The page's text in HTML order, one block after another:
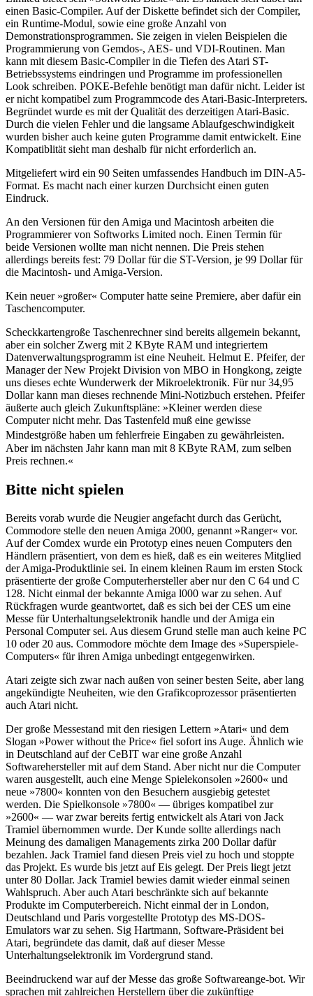
einen Basic-Compiler. Auf der Diskette befindet sich der Compiler,
ein Runtime-Modul, sowie eine große Anzahl von
Demonstrationsprogrammen. Sie zeigen in vielen Beispielen die
Programmierung von Gemdos-, AES- und VDI-Routinen. Man
kann mit diesem Basic-Compiler in die Tiefen des Atari ST-
Betriebssystems eindringen und Programme im professionellen
Look schreiben. POKE-Befehle benötigt man dafür nicht. Leider ist
er nicht kompatibel zum Programmcode des Atari-Basic-Interpreters.
Begründet wurde es mit der Qualität des derzeitigen Atari-Basic.
Durch die vielen Fehler und die langsame Ablaufgeschwindigkeit
wurden bisher auch keine guten Programme damit entwickelt. Eine
Kompatiblität sieht man deshalb für nicht erforderlich an.
Mitgeliefert wird ein 90 Seiten umfassendes Handbuch im DIN-A5-
Format. Es macht nach einer kurzen Durchsicht einen guten
Eindruck.
An den Versionen für den Amiga und Macintosh arbeiten die
Programmierer von Softworks Limited noch. Einen Termin für
beide Versionen wollte man nicht nennen. Die Preis stehen
allerdings bereits fest: 79 Dollar für die ST-Version, je 99 Dollar für
die Macintosh- und Amiga-Version.
Kein neuer »großer« Computer hatte seine Premiere, aber dafür ein
Taschencomputer.
Scheckkartengroße Taschenrechner sind bereits allgemein bekannt,
aber ein solcher Zwerg mit 2 KByte RAM und integriertem
Datenverwaltungsprogramm ist eine Neuheit. Helmut E. Pfeifer, der
Manager der New Projekt Division von MBO in Hongkong, zeigte
uns dieses echte Wunderwerk der Mikroelektronik. Für nur 34,95
Dollar kann man dieses rechnende Mini-Notizbuch erstehen. Pfeifer
äußerte auch gleich Zukunftspläne: »Kleiner werden diese
Computer nicht mehr. Das Tastenfeld muß eine gewisse
Mindestgröße haben um fehlerfreie Eingaben zu gewährleisten.
Aber im nächsten Jahr kann man mit 8 KByte RAM, zum selben
Preis rechnen.«
Bitte nicht spielen
Bereits vorab wurde die Neugier angefacht durch das Gerücht,
Commodore stelle den neuen Amiga 2000, genannt »Ranger« vor.
Auf der Comdex wurde ein Prototyp eines neuen Computers den
Händlern präsentiert, von dem es hieß, daß es ein weiteres Mitglied
der Amiga-Produktlinie sei. In einem kleinen Raum im ersten Stock
präsentierte der große Computerhersteller aber nur den C 64 und C
128. Nicht einmal der bekannte Amiga l000 war zu sehen. Auf
Rückfragen wurde geantwortet, daß es sich bei der CES um eine
Messe für Unterhaltungselektronik handle und der Amiga ein
Personal Computer sei. Aus diesem Grund stelle man auch keine PC
10 oder 20 aus. Commodore möchte dem Image des »Superspiele-
Computers« für ihren Amiga unbedingt entgegenwirken.
Atari zeigte sich zwar nach außen von seiner besten Seite, aber lang
angekündigte Neuheiten, wie den Grafikcoprozessor präsentierten
auch Atari nicht.
Der große Messestand mit den riesigen Lettern »Atari« und dem
Slogan »Power without the Price« fiel sofort ins Auge. Ähnlich wie
in Deutschland auf der CeBIT war eine große Anzahl
Softwarehersteller mit auf dem Stand. Aber nicht nur die Computer
waren ausgestellt, auch eine Menge Spielekonsolen »2600« und
neue »7800« konnten von den Besuchern ausgiebig getestet
werden. Die Spielkonsole »7800« — übriges kompatibel zur
»2600« — war zwar bereits fertig entwickelt als Atari von Jack
Tramiel übernommen wurde. Der Kunde sollte allerdings nach
Meinung des damaligen Managements zirka 200 Dollar dafür
bezahlen. Jack Tramiel fand diesen Preis viel zu hoch und stoppte
das Projekt. Es wurde bis jetzt auf Eis gelegt. Der Preis liegt jetzt
unter 80 Dollar. Jack Tramiel bewies damit wieder einmal seinen
Wahlspruch. Aber auch Atari beschränkte sich auf bekannte
Produkte im Computerbereich. Nicht einmal der in London,
Deutschland und Paris vorgestellte Prototyp des MS-DOS-
Emulators war zu sehen. Sig Hartmann, Software-Präsident bei
Atari, begründete das damit, daß auf dieser Messe
Unterhaltungselektronik im Vordergrund stand.
Beeindruckend war auf der Messe das große Softwareange-bot. Wir
sprachen mit zahlreichen Herstellern über die zukünftige